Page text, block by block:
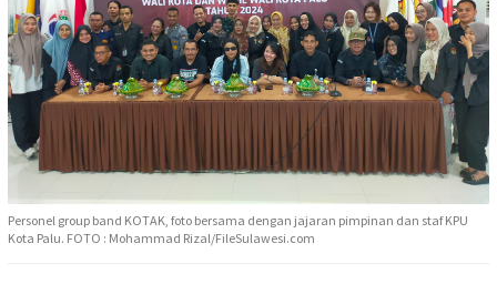
Personel group band KOTAK, foto bersama dengan jajaran pimpinan dan staf KPU
Kota Palu. FOTO : Mohammad Rizal/FileSulawesi.com